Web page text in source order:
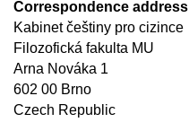
Correspondence address
Kabinet češtiny pro cizince
Filozofická fakulta MU
Arna Nováka 1
602 00 Brno
Czech Republic